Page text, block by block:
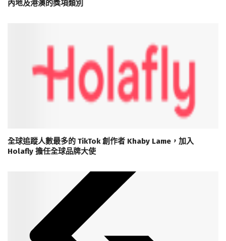
內地及港澳的獎項類別
全球追蹤人數最多的 TikTok 創作者 Khaby Lame，加入
Holafly 擔任全球品牌大使